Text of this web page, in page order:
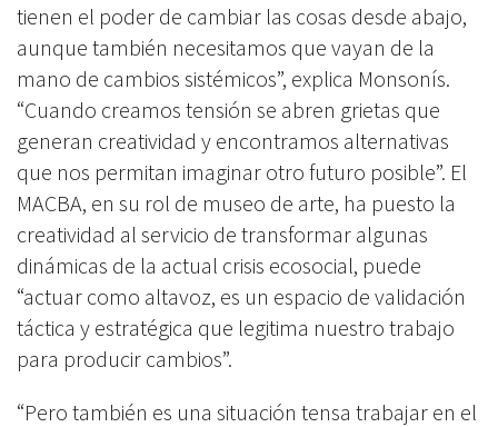
tienen el poder de cambiar las cosas desde abajo,
aunque también necesitamos que vayan de la
mano de cambios sistémicos”, explica Monsonís.
“Cuando creamos tensión se abren grietas que
generan creatividad y encontramos alternativas
que nos permitan imaginar otro futuro posible”. El
MACBA, en su rol de museo de arte, ha puesto la
creatividad al servicio de transformar algunas
dinámicas de la actual crisis ecosocial, puede
“actuar como altavoz, es un espacio de validación
táctica y estratégica que legitima nuestro trabajo
para producir cambios”.
“Pero también es una situación tensa trabajar en el